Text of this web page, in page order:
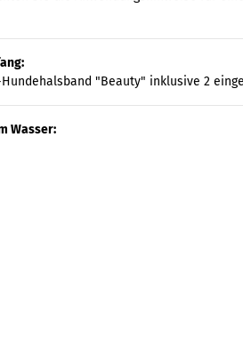
Hundehalsband "Beauty" inklusive 2
Wasser: